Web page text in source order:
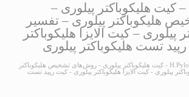
کیت H.Pylori – کیت هلیکوباکتر پیلوری –
هلیکوباکتر پیلوری – تفسیر
پیلوری – کیت الایزا هلیکوباکتر
تست هلیکوباکتر پیلوری
کیت H.Pylori - کیت هلیکوباکتر پیلوری - روش‌های تشخیص هلیکوباکتر
پیلوری - کیت الایزا هلیکوباکتر پیلوری - کیت رپید تست